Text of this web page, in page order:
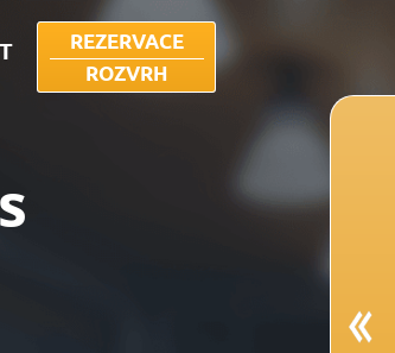
REZERVACE
ROZVRH